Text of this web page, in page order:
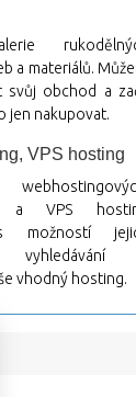
a materiálů.
svůj obchod a
jen nakupovat.
VPS hosting
a VPS
možností
vyhledávání
vhodný hosting.